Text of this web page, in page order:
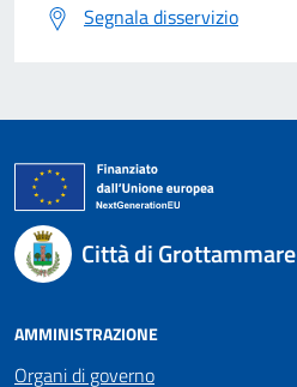
Segnala disservizio
Città di Grottammare
AMMINISTRAZIONE
Organi di governo